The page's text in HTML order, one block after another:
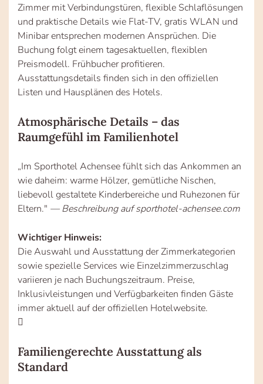
Zimmer mit Verbindungstüren, flexible Schlaflösungen
und praktische Details wie Flat-TV, gratis WLAN und
Minibar entsprechen modernen Ansprüchen. Die
Buchung folgt einem tagesaktuellen, flexiblen
Preismodell. Frühbucher profitieren.
Ausstattungsdetails finden sich in den offiziellen
Listen und Hausplänen des Hotels.
Atmosphärische Details – das
Raumgefühl im Familienhotel
„Im Sporthotel Achensee fühlt sich das Ankommen an
wie daheim: warme Hölzer, gemütliche Nischen,
liebevoll gestaltete Kinderbereiche und Ruhezonen für
Eltern." — Beschreibung auf sporthotel-achensee.com
Wichtiger Hinweis:
Die Auswahl und Ausstattung der Zimmerkategorien
sowie spezielle Services wie Einzelzimmerzuschlag
variieren je nach Buchungszeitraum. Preise,
Inklusivleistungen und Verfügbarkeiten finden Gäste
immer aktuell auf der offiziellen Hotelwebsite.
Familiengerechte Ausstattung als
Standard